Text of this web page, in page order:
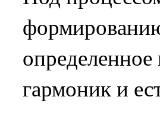
гармоник и